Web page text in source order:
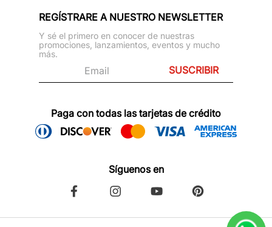
REGÍSTRARE A NUESTRO NEWSLETTER
Y sé el primero en conocer de nuestras
promociones, lanzamientos, eventos y mucho
más.
SUSCRIBIR
Paga con todas las tarjetas de crédito
Síguenos en